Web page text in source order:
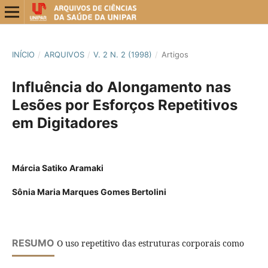
INÍCIO / ARQUIVOS / V. 2 N. 2 (1998) / Artigos
Influência do Alongamento nas
Lesões por Esforços Repetitivos
em Digitadores
Márcia Satiko Aramaki
Sônia Maria Marques Gomes Bertolini
RESUMO O uso repetitivo das estruturas corporais como